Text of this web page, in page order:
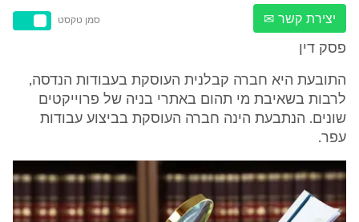
יצירת קשר ✉ סמן טקסט
פסק דין
התובעת היא חברה קבלנית העוסקת בעבודות הנדסה,
לרבות בשאיבת מי תהום באתרי בניה של פרוייקטים
שונים. הנתבעת הינה חברה העוסקת בביצוע עבודות
עפר.